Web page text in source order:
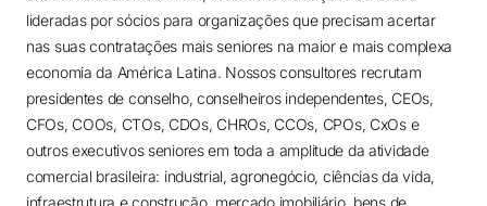
lideradas por sócios para organizações que precisam acertar
nas suas contratações mais seniores na maior e mais complexa
economia da América Latina. Nossos consultores recrutam
presidentes de conselho, conselheiros independentes, CEOs,
CFOs, COOs, CTOs, CDOs, CHROs, CCOs, CPOs, CxOs e
outros executivos seniores em toda a amplitude da atividade
comercial brasileira: industrial, agronegócio, ciências da vida,
infraestrutura e construção, mercado imobiliário, bens de